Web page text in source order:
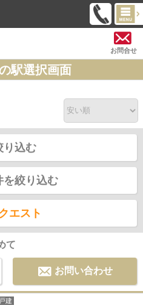
お問合せ
駅選択画面
り込む
を絞り込む
エスト
て
お問い合わせ
建